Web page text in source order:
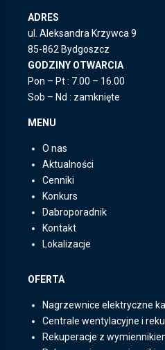
ADRES
ul. Aleksandra Krzywca 9
85-862 Bydgoszcz
GODZINY OTWARCIA
Pon – Pt : 7.00 – 16.00
Sob – Nd : zamknięte
MENU
O nas
Aktualności
Cenniki
Konkurs
Dabroporadnik
Kontakt
Lokalizacje
OFERTA
Nagrzewnice elektryczne
Centrale wentylacyjne i
Rekuperacje z